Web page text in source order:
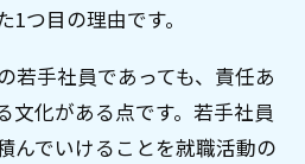
つ目の理由です。
若手社員であっても、責任あ
文化がある点です。若手社員
んでいけることを就職活動の